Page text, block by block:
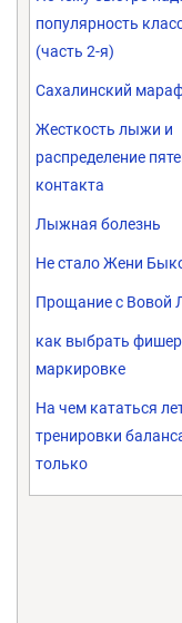
популярность
(часть 2-я)
Сахалинский
Жесткость лыжи и
распределение
контакта
Лыжная болезнь
Не стало Жени
Прощание с Вовой
как выбрать
маркировке
На чем кататься
тренировки
только